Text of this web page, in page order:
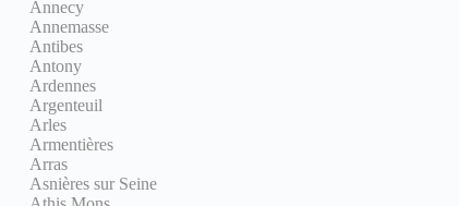
Annecy
Annemasse
Antibes
Antony
Ardennes
Argenteuil
Arles
Armentières
Arras
Asnières sur Seine